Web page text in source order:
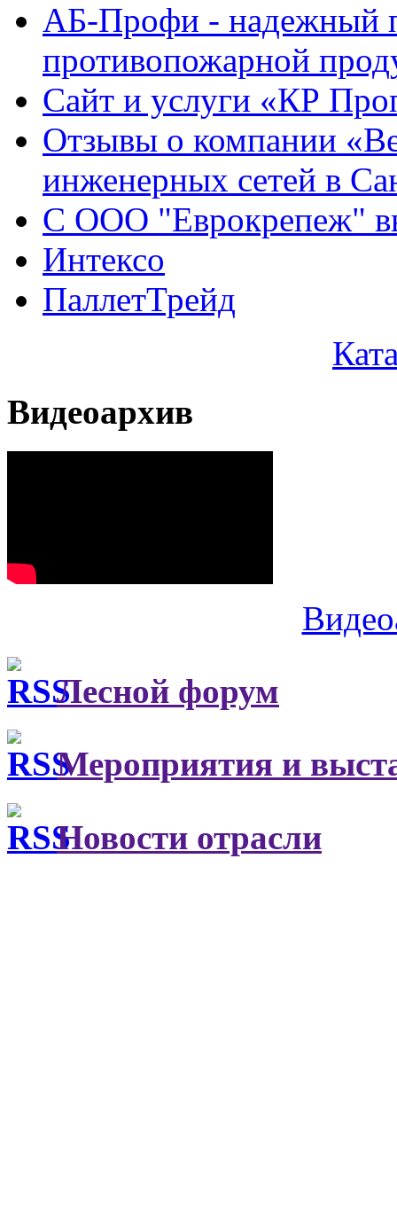
АБ-Профи - надежный
противопожарной
Сайт и услуги «КР
Отзывы о компании
инженерных сетей в
С ООО "Еврокрепеж"
Интексо
ПаллетТрейд
Видеоархив
Лесной форум
Мероприятия и
Новости отрасли